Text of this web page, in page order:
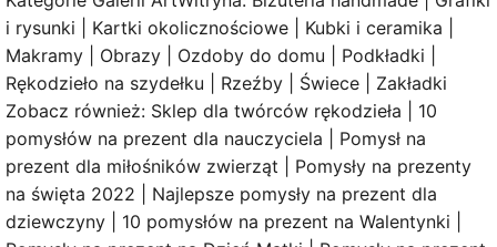
i rysunki | Kartki okolicznościowe | Kubki i ceramika |
Makramy | Obrazy | Ozdoby do domu | Podkładki |
Rękodzieło na szydełku | Rzeźby | Świece | Zakładki
Zobacz również: Sklep dla twórców rękodzieła | 10
pomysłów na prezent dla nauczyciela | Pomysł na
prezent dla miłośników zwierząt | Pomysły na prezenty
na święta 2022 | Najlepsze pomysły na prezent dla
dziewczyny | 10 pomysłów na prezent na Walentynki |